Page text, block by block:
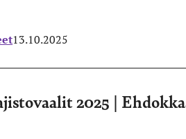
13.10.2025
2025 |